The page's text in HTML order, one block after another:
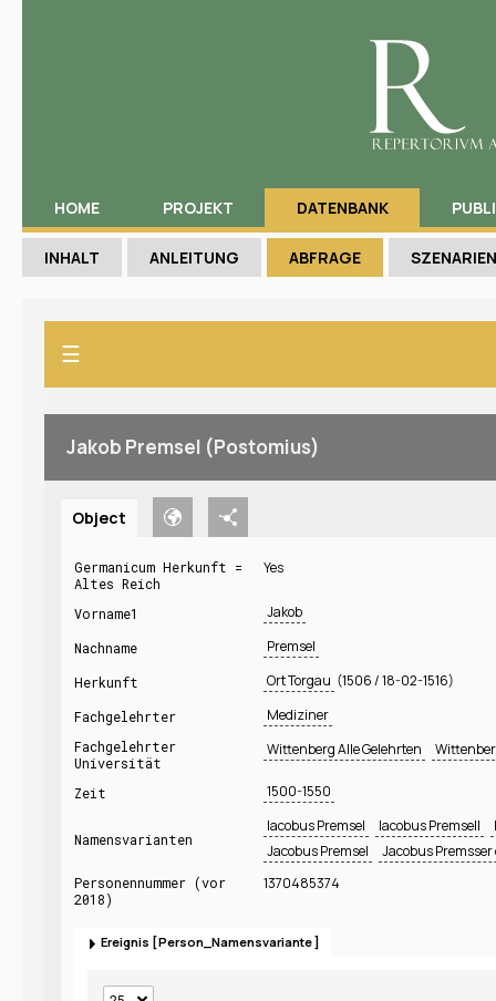
HOME PROJEKT DATENBANK
INHALT ANLEITUNG ABFRAGE SZENARIEN